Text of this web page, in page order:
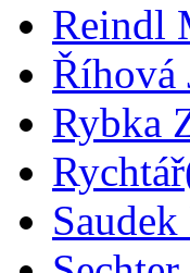
Reindl
Říhová
Rybka
Rychtář